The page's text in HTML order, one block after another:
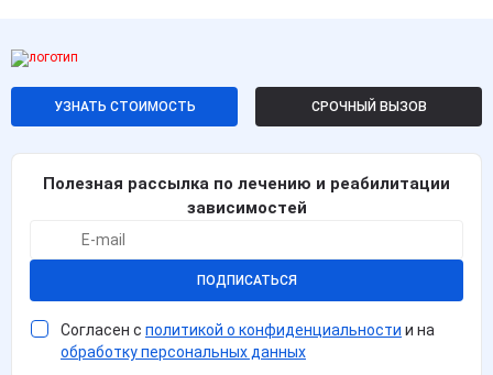
УЗНАТЬ СТОИМОСТЬ СРОЧНЫЙ ВЫЗОВ
Полезная рассылка по лечению и реабилитации
зависимостей
ПОДПИСАТЬСЯ
Согласен с политикой о конфиденциальности и на
обработку персональных данных